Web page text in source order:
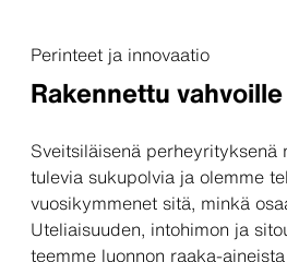
Perinteet ja innovaatio
Rakennettu
Sveitsiläisenä perheyrityksenä
tulevia sukupolvia ja olemme
vuosikymmenet sitä, minkä
Uteliaisuuden, intohimon ja
teemme luonnon raaka-